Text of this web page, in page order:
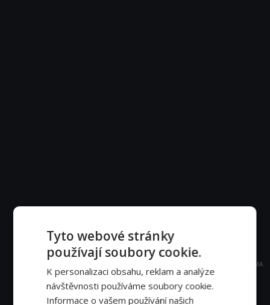
REKLAMA
Tyto webové stránky
používají soubory cookie.
K personalizaci obsahu, reklam a analýze
návštěvnosti používáme soubory cookie.
Informace o vašem používání našich